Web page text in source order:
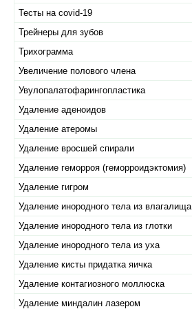
Тесты на covid-19
Трейнеры для зубов
Трихограмма
Увеличение полового члена
Увулопалатофарингопластика
Удаление аденоидов
Удаление атеромы
Удаление вросшей спирали
Удаление геморроя (геморроидэктомия)
Удаление гигром
Удаление инородного тела из влагалища
Удаление инородного тела из глотки
Удаление инородного тела из уха
Удаление кисты придатка яичка
Удаление контагиозного моллюска
Удаление миндалин лазером